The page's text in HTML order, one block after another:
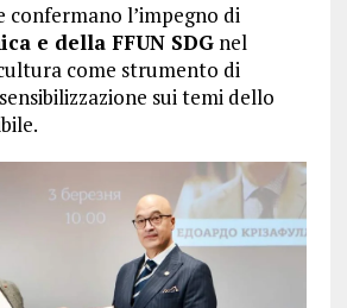
confermano l’impegno di
e della FFUN SDGnel
come strumento di
sui temi dello